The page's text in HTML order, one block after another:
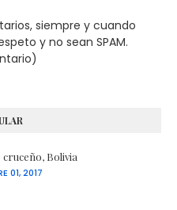
siempre y cuando
y no sean SPAM.
cruceño, Bolivia
01, 2017